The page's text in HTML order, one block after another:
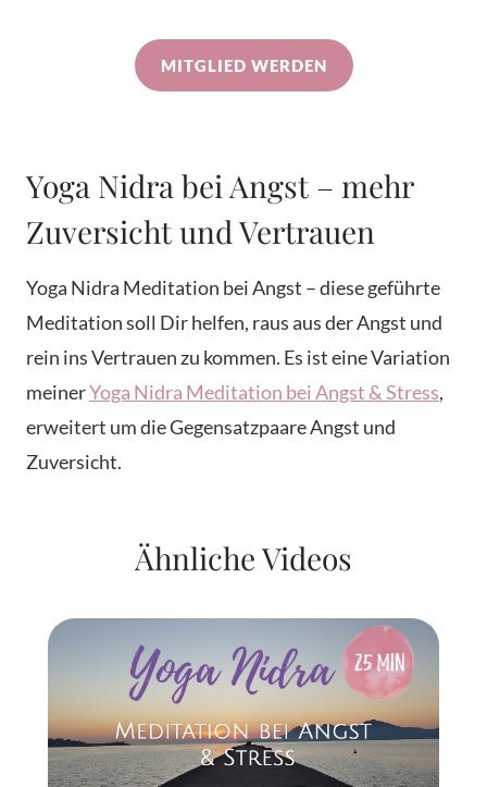
MITGLIED WERDEN
Yoga Nidra bei Angst – mehr
Zuversicht und Vertrauen
Yoga Nidra Meditation bei Angst – diese geführte
Meditation soll Dir helfen, raus aus der Angst und
rein ins Vertrauen zu kommen. Es ist eine Variation
meinerYoga Nidra Meditation bei Angst & Stress,
erweitert um die Gegensatzpaare Angst und
Zuversicht.
Ähnliche Videos